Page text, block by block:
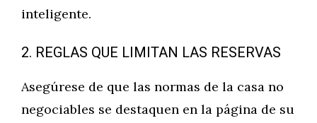
inteligente.
2. REGLAS QUE LIMITAN LAS RESERVAS
Asegúrese de que las normas de la casa no
negociables se destaquen en la página de su